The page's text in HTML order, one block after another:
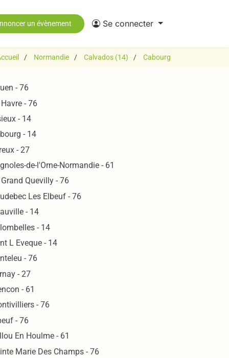
un évènement Se connecter
Normandie Calvados (14) Cabourg
- 76
- 76
- 14
- 14
- 27
de-l'Orne-Normandie - 61
Quevilly - 76
Les Elbeuf - 76
- 14
- 14
L Eveque - 14
- 76
- 27
- 61
- 76
- 76
En Houlme - 61
Marie Des Champs - 76